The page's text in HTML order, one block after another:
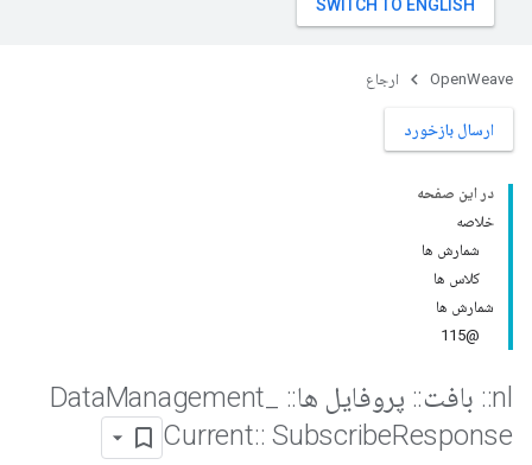
OpenWeave ارجاع
ارسال بازخورد
در این صفحه
خلاصه
شمارش ها
کلاس ها
شمارش ها
@115
nl
:: بافت:: پروفایل ها::
Management
Current:: SubscribeResponse